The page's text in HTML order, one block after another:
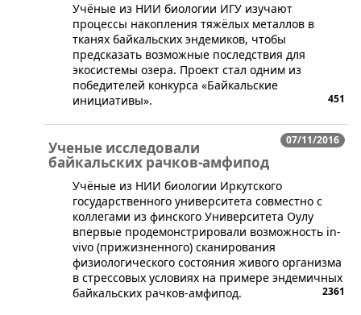
​Учёные из НИИ биологии ИГУ изучают
процессы накопления тяжёлых металлов в
тканях байкальских эндемиков, чтобы
предсказать возможные последствия для
экосистемы озера. Проект стал одним из
победителей конкурса «Байкальские
инициативы».
451
07/11/2016
Ученые исследовали
байкальских рачков-амфипод
​Учёные из НИИ биологии Иркутского
государственного университета совместно с
коллегами из финского Университета Оулу
впервые продемонстрировали возможность in-
vivo (прижизненного) сканирования
физиологического состояния живого организма
в стрессовых условиях на примере эндемичных
байкальских рачков-амфипод.
2361